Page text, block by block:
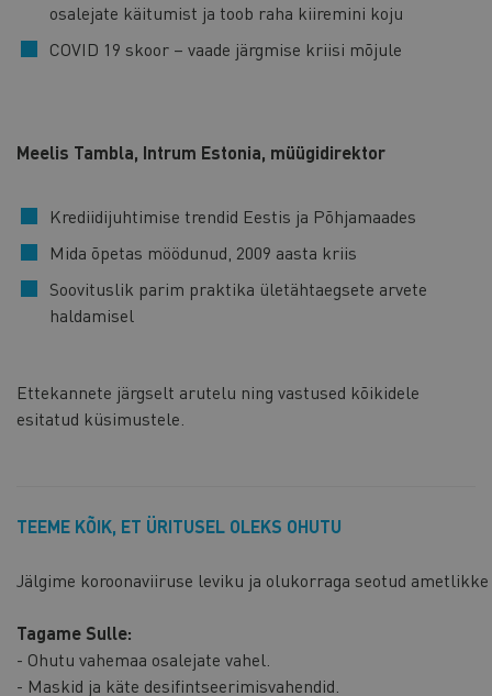
osalejate käitumist ja toob raha kiiremini koju
COVID 19 skoor – vaade järgmise kriisi mõjule
Meelis Tambla, Intrum Estonia, müügidirektor
Krediidijuhtimise trendid Eestis ja Põhjamaades
Mida õpetas möödunud, 2009 aasta kriis
Soovituslik parim praktika ületähtaegsete arvete
haldamisel
Ettekannete järgselt arutelu ning vastused kõikidele
esitatud küsimustele.
TEEME KÕIK, ET ÜRITUSEL OLEKS OHUTU
Jälgime koroonaviiruse leviku ja olukorraga seotud
Tagame Sulle:
- Ohutu vahemaa osalejate vahel.
- Maskid ja käte desifintseerimisvahendid.